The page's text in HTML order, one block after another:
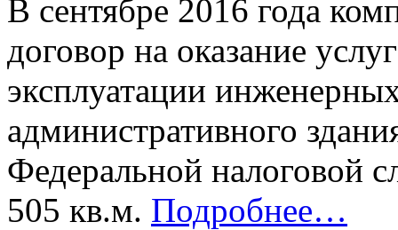
В сентябре 2016 года
договор на оказание
эксплуатации
административного
Федеральной
505 кв.м. Подробнее…